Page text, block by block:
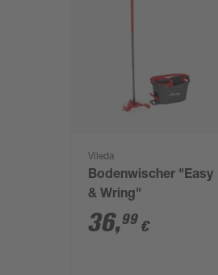
Vileda
Bodenwischer "Easy
& Wring"
36,99 €